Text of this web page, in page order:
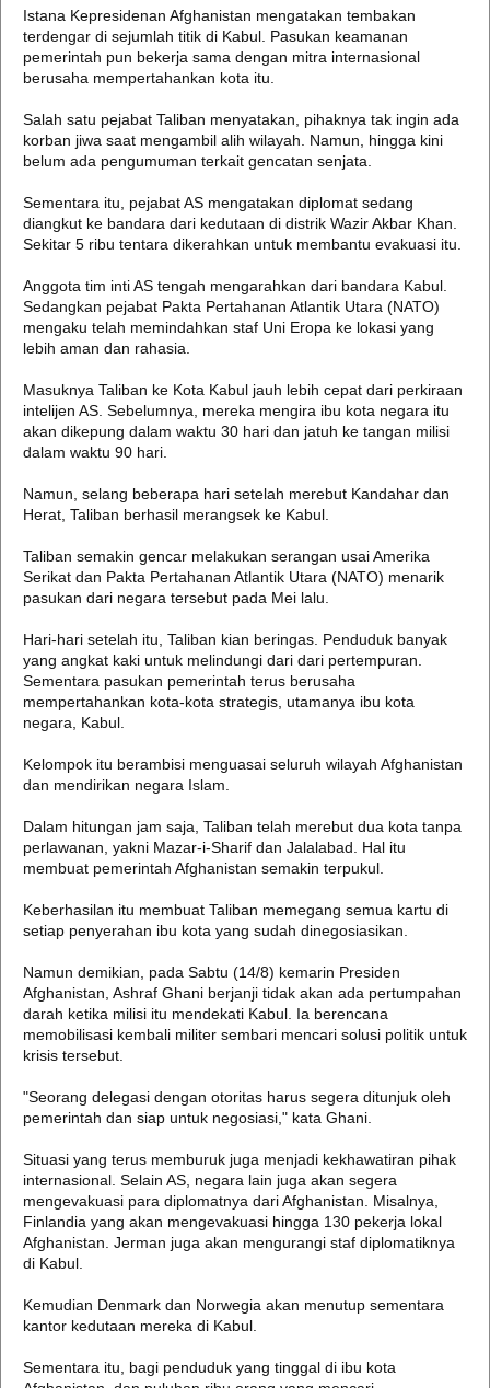
Istana Kepresidenan Afghanistan mengatakan tembakan
terdengar di sejumlah titik di Kabul. Pasukan keamanan
pemerintah pun bekerja sama dengan mitra internasional
berusaha mempertahankan kota itu.
Salah satu pejabat Taliban menyatakan, pihaknya tak ingin ada
korban jiwa saat mengambil alih wilayah. Namun, hingga kini
belum ada pengumuman terkait gencatan senjata.
Sementara itu, pejabat AS mengatakan diplomat sedang
diangkut ke bandara dari kedutaan di distrik Wazir Akbar Khan.
Sekitar 5 ribu tentara dikerahkan untuk membantu evakuasi itu.
Anggota tim inti AS tengah mengarahkan dari bandara Kabul.
Sedangkan pejabat Pakta Pertahanan Atlantik Utara (NATO)
mengaku telah memindahkan staf Uni Eropa ke lokasi yang
lebih aman dan rahasia.
Masuknya Taliban ke Kota Kabul jauh lebih cepat dari perkiraan
intelijen AS. Sebelumnya, mereka mengira ibu kota negara itu
akan dikepung dalam waktu 30 hari dan jatuh ke tangan milisi
dalam waktu 90 hari.
Namun, selang beberapa hari setelah merebut Kandahar dan
Herat, Taliban berhasil merangsek ke Kabul.
Taliban semakin gencar melakukan serangan usai Amerika
Serikat dan Pakta Pertahanan Atlantik Utara (NATO) menarik
pasukan dari negara tersebut pada Mei lalu.
Hari-hari setelah itu, Taliban kian beringas. Penduduk banyak
yang angkat kaki untuk melindungi dari dari pertempuran.
Sementara pasukan pemerintah terus berusaha
mempertahankan kota-kota strategis, utamanya ibu kota
negara, Kabul.
Kelompok itu berambisi menguasai seluruh wilayah Afghanistan
dan mendirikan negara Islam.
Dalam hitungan jam saja, Taliban telah merebut dua kota tanpa
perlawanan, yakni Mazar-i-Sharif dan Jalalabad. Hal itu
membuat pemerintah Afghanistan semakin terpukul.
Keberhasilan itu membuat Taliban memegang semua kartu di
setiap penyerahan ibu kota yang sudah dinegosiasikan.
Namun demikian, pada Sabtu (14/8) kemarin Presiden
Afghanistan, Ashraf Ghani berjanji tidak akan ada pertumpahan
darah ketika milisi itu mendekati Kabul. Ia berencana
memobilisasi kembali militer sembari mencari solusi politik untuk
krisis tersebut.
"Seorang delegasi dengan otoritas harus segera ditunjuk oleh
pemerintah dan siap untuk negosiasi," kata Ghani.
Situasi yang terus memburuk juga menjadi kekhawatiran pihak
internasional. Selain AS, negara lain juga akan segera
mengevakuasi para diplomatnya dari Afghanistan. Misalnya,
Finlandia yang akan mengevakuasi hingga 130 pekerja lokal
Afghanistan. Jerman juga akan mengurangi staf diplomatiknya
di Kabul.
Kemudian Denmark dan Norwegia akan menutup sementara
kantor kedutaan mereka di Kabul.
Sementara itu, bagi penduduk yang tinggal di ibu kota